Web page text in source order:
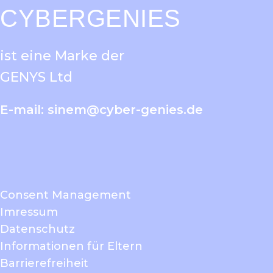
CYBERGENIES
ist eine Marke der
GENYS Ltd
E-mail: sinem@cyber-genies.de
Consent Management
Imressum
Datenschutz
Informationen für Eltern
Barrierefreiheit